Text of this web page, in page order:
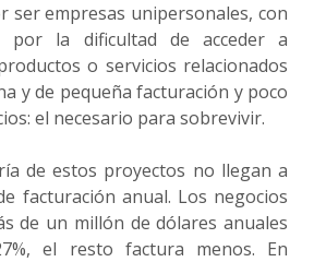
ser empresas unipersonales, con
por la dificultad de acceder a
o servicios relacionados
y de pequeña facturación y poco
el necesario para sobrevivir.
de estos proyectos no llegan a
facturación anual. Los negocios
de un millón de dólares anuales
el resto factura menos. En